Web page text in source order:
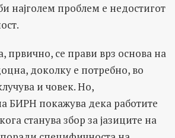
најголем проблем е недостигот
првично, се прави врз основа на
доколку е потребно, во
и човек. Но,
БИРН покажува дека работите
станува збор за јазиците на